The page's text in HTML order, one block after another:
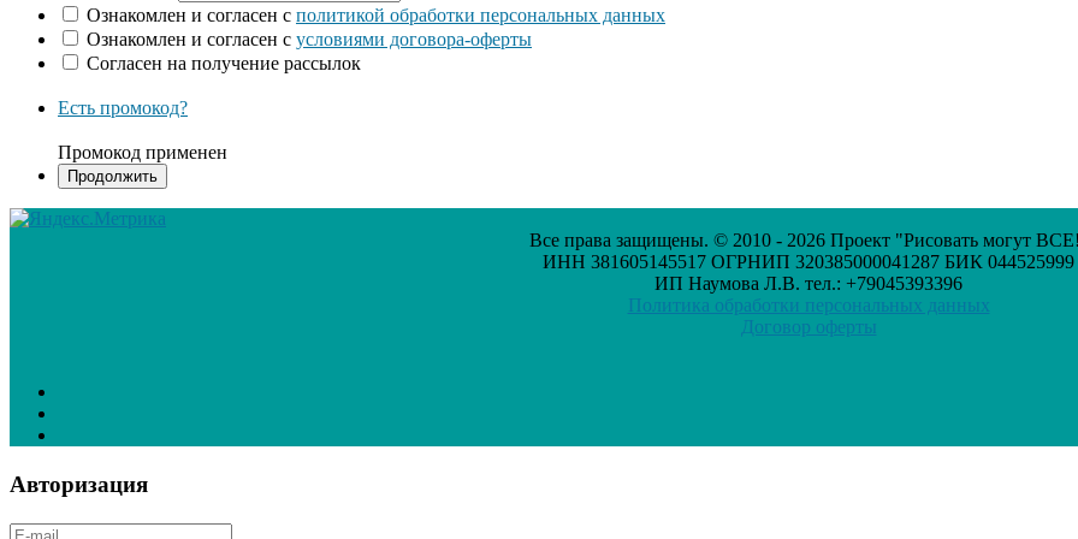
Ознакомлен и согласен с политикой обработки персональных данных
Ознакомлен и согласен с условиями договора-оферты
Согласен на получение рассылок
Есть промокод?
Промокод применен
Все права защищены. © 2010 - 2026 Проект "Рисовать могут
ИНН 381605145517 ОГРНИП 320385000041287 БИК 044525999
ИП Наумова Л.В. тел.: +79045393396
Политика обработки персональных данных
Договор оферты
Авторизация